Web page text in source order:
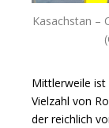
Kasachstan –
Mittlerweile
Vielzahl von
der reichlich